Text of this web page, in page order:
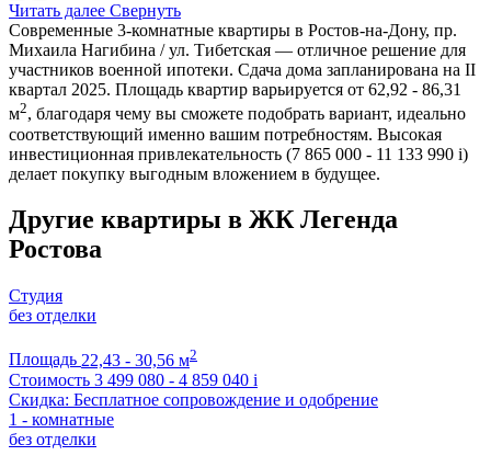
Читать далее Свернуть
Современные 3-комнатные квартиры в Ростов-на-Дону, пр.
Михаила Нагибина / ул. Тибетская — отличное решение для
участников военной ипотеки. Сдача дома запланирована на II
квартал 2025. Площадь квартир варьируется от 62,92 - 86,31
м2, благодаря чему вы сможете подобрать вариант, идеально
соответствующий именно вашим потребностям. Высокая
инвестиционная привлекательность (7 865 000 - 11 133 990 i)
делает покупку выгодным вложением в будущее.
Другие квартиры в ЖК Легенда
Ростова
Студия
без отделки
Площадь 22,43 - 30,56 м2
Стоимость 3 499 080 - 4 859 040 i
Скидка: Бесплатное сопровождение и одобрение
1 - комнатные
без отделки